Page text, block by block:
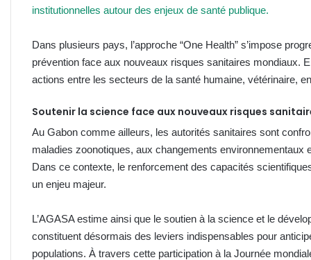
institutionnelles autour des enjeux de santé publique.
Dans plusieurs pays, l’approche “One Health” s’impose
prévention face aux nouveaux risques sanitaires mondiaux.
actions entre les secteurs de la santé humaine, vétérinaire,
Soutenir la science face aux nouveaux risques
Au Gabon comme ailleurs, les autorités sanitaires sont
maladies zoonotiques, aux changements environnementaux
Dans ce contexte, le renforcement des capacités
un enjeu majeur.
L’AGASA estime ainsi que le soutien à la science et le
constituent désormais des leviers indispensables pour
populations. À travers cette participation à la Journée